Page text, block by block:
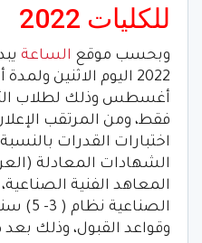
للكليات 2022
وبحسب موقع الساعة
أغسطس وذلك لطلاب
فقط، ومن المرتقب
اختبارات القدرات
الشهادات المعادلة
المعاهد الفنية
وقواعد القبول، وذلك